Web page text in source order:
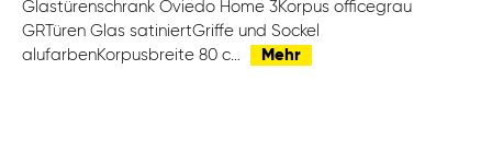
Glastürenschrank Oviedo Home 3Korpus officegrau
GRTüren Glas satiniertGriffe und Sockel
alufarbenKorpusbreite 80 c…
Mehr